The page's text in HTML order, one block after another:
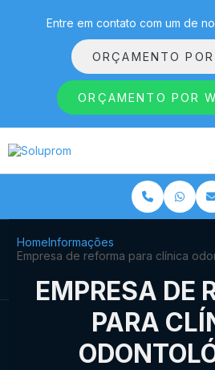
Entre em contato com um de
ORÇAMENTO
ORÇAMENTO POR
HomeInformações
Empresa de reforma para clínica
EMPRESA DE
PARA